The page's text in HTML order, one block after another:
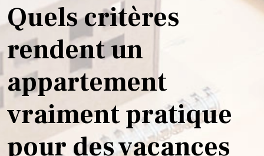
Quels critères
rendent un
appartement
vraiment pratique
pour des vacances